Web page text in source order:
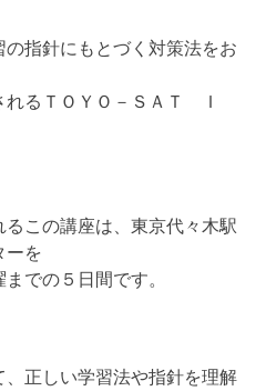
指針にもとづく対策法をお
れるＴＯＹＯ－ＳＡＴ Ｉ
この講座は、東京代々木駅
ーを
での５日間です。
、正しい学習法や指針を理解